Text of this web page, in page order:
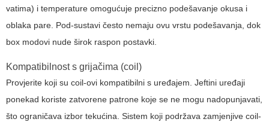
vatima) i temperature omogućuje precizno podešavanje okusa i
oblaka pare. Pod-sustavi često nemaju ovu vrstu podešavanja, dok
box modovi nude širok raspon postavki.
Kompatibilnost s grijačima (coil)
Provjerite koji su coil-ovi kompatibilni s uređajem. Jeftini uređaji
ponekad koriste zatvorene patrone koje se ne mogu nadopunjavati,
što ograničava izbor tekućina. Sistem koji podržava zamjenjive coil-